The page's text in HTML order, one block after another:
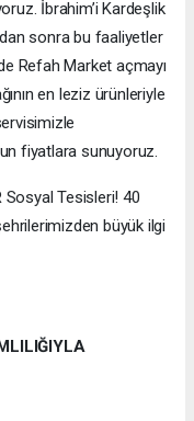
İbrahim’i Kardeşlik
sonra bu faaliyetler
Refah Market açmayı
en leziz ürünleriyle
fiyatlara sunuyoruz.
Sosyal Tesisleri! 40
büyük ilgi